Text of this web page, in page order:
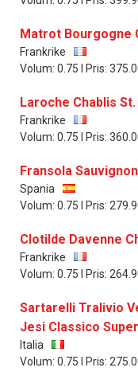
Matrot Bourgogne
Frankrike
Volum: 0.75 l Pris:
Laroche Chablis
Frankrike
Volum: 0.75 l Pris:
Fransola
Spania
Volum: 0.75 l Pris:
Clotilde Davenne
Frankrike
Volum: 0.75 l Pris:
Sartarelli Tralivio
Jesi Classico
Italia
Volum: 0.75 l Pris: